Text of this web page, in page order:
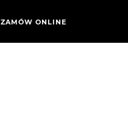
ZAMÓW ONLINE